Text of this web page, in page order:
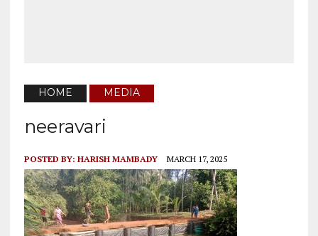
HOME MEDIA
neeravari
POSTED BY: HARISH MAMBADY MARCH 17, 2025